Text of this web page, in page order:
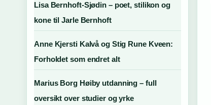
Lisa Bernhoft-Sjødin – poet, stilikon og
kone til Jarle Bernhoft
Anne Kjersti Kalvå og Stig Rune Kveen:
Forholdet som endret alt
Marius Borg Høiby utdanning – full
oversikt over studier og yrke